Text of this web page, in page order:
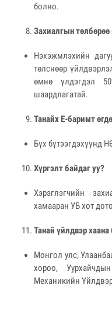
болно.
Захиалгын төлбөрөө
Нэхэжмлэхийн
төлснөөр
өмнө үлдэгдэл
шаардлагатай.
Танайх E-баримт
Бүх бүтээгдэхүүнд
Хүргэлт байдаг уу?
Хэрэглэгчийн
хамааран УБ хот
Танай үйлдвэр хаана
Монгол улс,
хороо,
Механикийн